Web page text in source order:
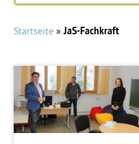
Startseite »JaS-Fachkraft